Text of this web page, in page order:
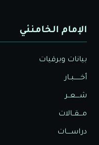
الإمام الخامنئي
بيانات وبرقيات
أخــــــبــار
شــــعــر
مـــقــالات
دراســــات